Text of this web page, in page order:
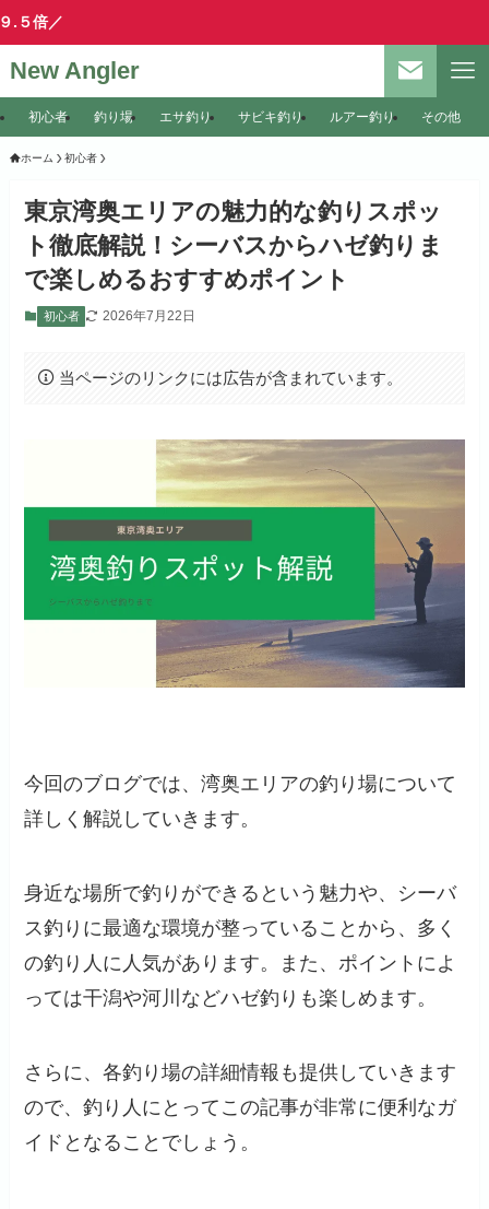
New Angler
初心者 釣り場 エサ釣り サビキ釣り ルアー釣り その他
ホーム 初心者
東京湾奥エリアの魅力的な釣りスポッ
ト徹底解説！シーバスからハゼ釣りま
で楽しめるおすすめポイント
初心者 2026年7月22日
当ページのリンクには広告が含まれています。
今回のブログでは、湾奥エリアの釣り場について
詳しく解説していきます。
身近な場所で釣りができるという魅力や、シーバ
ス釣りに最適な環境が整っていることから、多く
の釣り人に人気があります。また、ポイントによ
っては干潟や河川などハゼ釣りも楽しめます。
さらに、各釣り場の詳細情報も提供していきます
ので、釣り人にとってこの記事が非常に便利なガ
イドとなることでしょう。